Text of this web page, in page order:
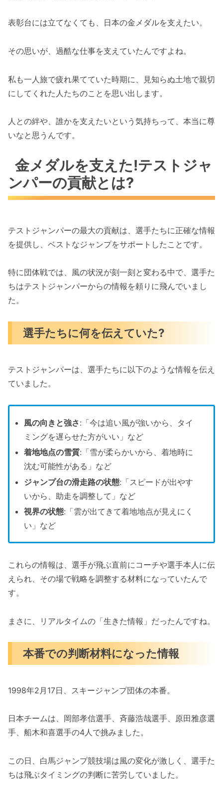
表彰台には立てなくても、日本の金メダルを支えたい。
その思いが、過酷な仕事を支えていたんですよね。
私も一人旅で疲れ果てていた時期に、見知らぬ土地で親切
にしてくれた人たちのことを思い出します。
人との絆や、誰かを支えたいという気持ちって、本当に尊
いなと思うんです。
金メダルを支えた!テストジャ
ンパーの貢献とは?
テストジャンパーの最大の貢献は、選手たちに正確な情報
を提供し、ベストなジャンプをサポートしたことです。
特に団体戦では、風の状況が刻一刻と変わる中で、選手た
ちはテストジャンパーからの情報を頼りに飛んでいまし
た。
選手たちに何を伝えていた?
テストジャンパーは、選手たちに以下のような情報を伝え
ていました。
風の向きと強さ:「今は追い風が強いから、タイ
ミングを遅らせた方がいい」など
着地地点の雪質:「雪が柔らかいから、着地時に
沈む可能性がある」など
ジャンプ台の滑走路の状態:「スピードが出やす
いから、助走を調整して」など
視界の状態:「雲が出てきて着地地点が見えにく
い」など
これらの情報は、選手が飛ぶ直前にコーチや選手本人に伝
えられ、その場で戦略を調整する材料になっていたんで
す。
まさに、リアルタイムの「生きた情報」だったんですね。
本番での判断材料になった情報
1998年2月17日、スキージャンプ団体の本番。
日本チームは、岡部孝信選手、斉藤浩哉選手、原田雅彦選
手、船木和喜選手の4人で挑みました。
この日、白馬ジャンプ競技場は風の変化が激しく、選手た
ちは飛ぶタイミングの判断に苦労していました。